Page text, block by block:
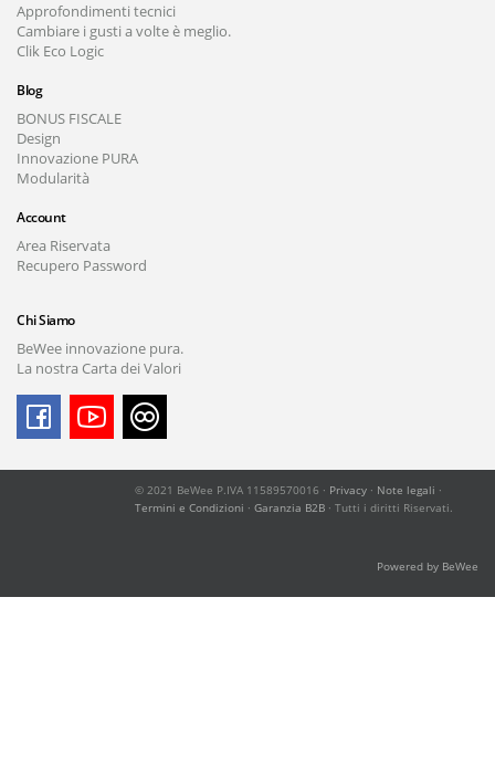
Approfondimenti tecnici
Cambiare i gusti a volte è meglio.
Clik Eco Logic
Blog
BONUS FISCALE
Design
Innovazione PURA
Modularità
Account
Area Riservata
Recupero Password
Chi Siamo
BeWee innovazione pura.
La nostra Carta dei Valori
© 2021 BeWee P.IVA 11589570016 · Privacy · Note legali ·
Termini e Condizioni · Garanzia B2B · Tutti i diritti Riservati.
Powered by BeWee